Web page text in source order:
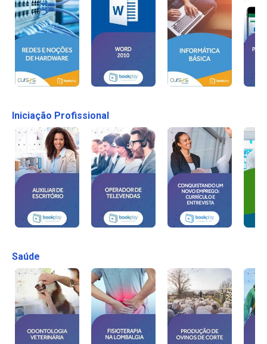
Iniciação Profissional
Saúde